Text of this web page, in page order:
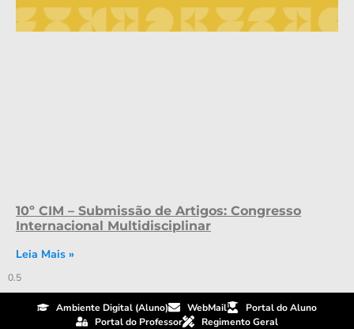
10º CIM – Submissão de Artigos: Congresso
Internacional Multidisciplinar
Leia Mais »
Ambiente Digital (Aluno) WebMail
Portal do Aluno
Portal do Professor
Regimento Geral